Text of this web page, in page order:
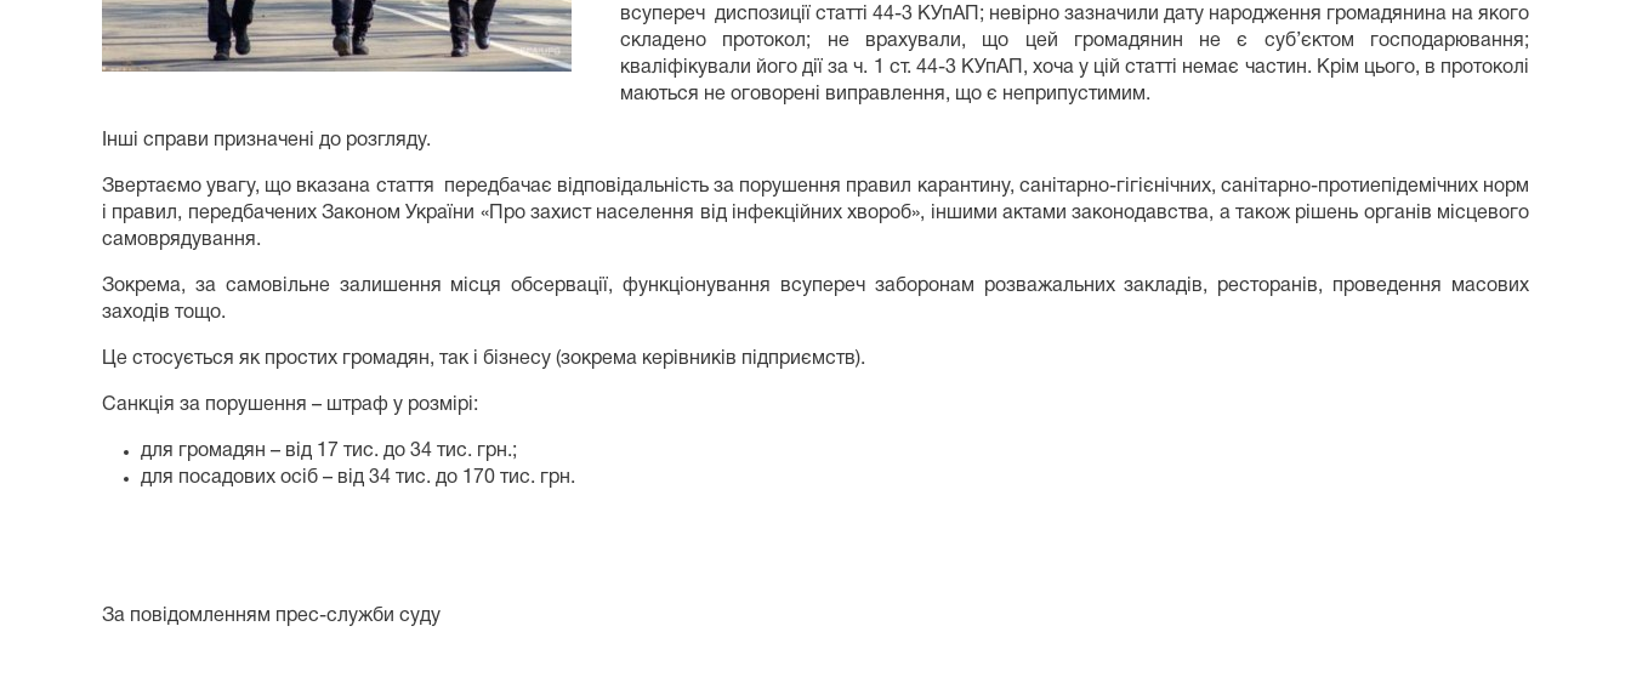
всупереч диспозиції статті 44-3 КУпАП; невірно зазначили дату народження громадянина на якого
складено протокол; не врахували, що цей громадянин не є суб’єктом господарювання;
кваліфікували його дії за ч. 1 ст. 44-3 КУпАП, хоча у цій статті немає частин. Крім цього, в протоколі
маються не оговорені виправлення, що є неприпустимим.
Інші справи призначені до розгляду.
Звертаємо увагу, що вказана стаття передбачає відповідальність за порушення правил карантину, санітарно-гігієнічних, санітарно-протиепідемічних норм
і правил, передбачених Законом України «Про захист населення від інфекційних хвороб», іншими актами законодавства, а також рішень органів місцевого
самоврядування.
Зокрема, за самовільне залишення місця обсервації, функціонування всупереч заборонам розважальних закладів, ресторанів, проведення масових
заходів тощо.
Це стосується як простих громадян, так і бізнесу (зокрема керівників підприємств).
Санкція за порушення – штраф у розмірі:
для громадян – від 17 тис. до 34 тис. грн.;
для посадових осіб – від 34 тис. до 170 тис. грн.
За повідомленням прес-служби суду